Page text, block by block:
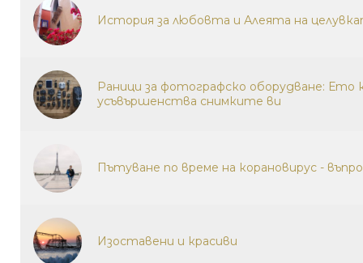
История за любовта и Алеята на
Раници за фотографско оборудване:
усъвършенства снимките ви
Пътуване по време на корановирус -
Изоставени и красиви